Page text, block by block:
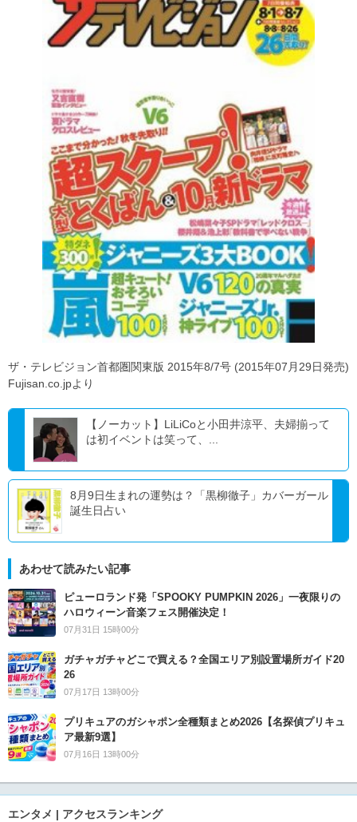
ザ・テレビジョン首都圏関東版 2015年8/7号 (2015年07月29日発売)
Fujisan.co.jpより
【ノーカット】LiLiCoと小田井涼平、夫婦揃って
は初イベントは笑って、...
8月9日生まれの運勢は？「黒柳徹子」カバーガール
誕生日占い
あわせて読みたい記事
ピューロランド発「SPOOKY PUMPKIN 2026」一夜限りの
ハロウィーン音楽フェス開催決定！
07月31日 15時00分
ガチャガチャどこで買える？全国エリア別設置場所ガイド20
26
07月17日 13時00分
プリキュアのガシャポン全種類まとめ2026【名探偵プリキュ
ア最新9選】
07月16日 13時00分
エンタメ | アクセスランキング